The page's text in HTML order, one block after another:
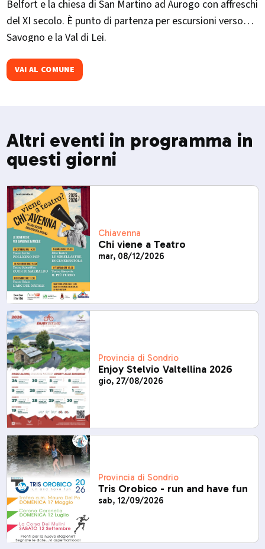
Belfort e la chiesa di San Martino ad Aurogo con affreschi
del XI secolo. È punto di partenza per escursioni verso
Savogno e la Val di Lei.
VAI AL COMUNE
Altri eventi in programma in
questi giorni
Chiavenna
Chi viene a Teatro
mar, 08/12/2026
Provincia di Sondrio
Enjoy Stelvio Valtellina 2026
gio, 27/08/2026
Provincia di Sondrio
Tris Orobico - run and have fun
sab, 12/09/2026